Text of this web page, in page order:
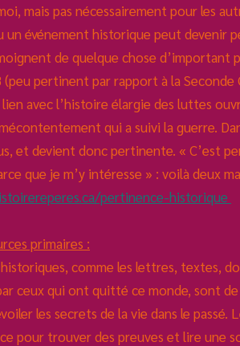
mais pas nécessairement pour les
un événement historique peut devenir
de quelque chose d’important
(peu pertinent par rapport à la
avec l’histoire élargie des luttes
qui a suivi la guerre.
et devient donc pertinente. « C’est
que je m’y intéresse » : voilà deux
pertinence-historique
primaires :
comme les lettres, textes,
ceux qui ont quitté ce monde, sont
les secrets de la vie dans le passé.
pour trouver des preuves et lire une